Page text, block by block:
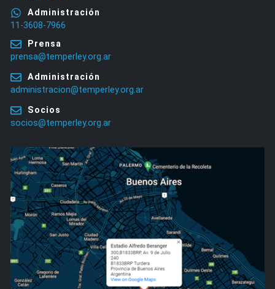
Administración
11-3608-7966
Prensa
prensa@temperley.org.ar
Administración
administracion@temperley.org.ar
Socios
socios@temperley.org.ar